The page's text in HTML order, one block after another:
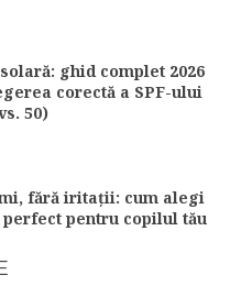
ghid complet 2026
corectă a SPF-ului
50)
fără iritații: cum alegi
perfect pentru copilul tău